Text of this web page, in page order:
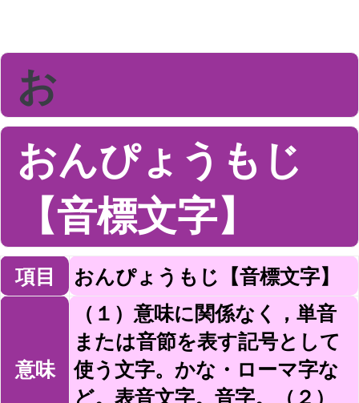
お
おんぴょうもじ
【音標文字】
項目 おんぴょうもじ【音標文字】
意味
（１）意味に関係なく，単音
または音節を表す記号として
使う文字。かな・ローマ字な
ど。表音文字。音字。（２）